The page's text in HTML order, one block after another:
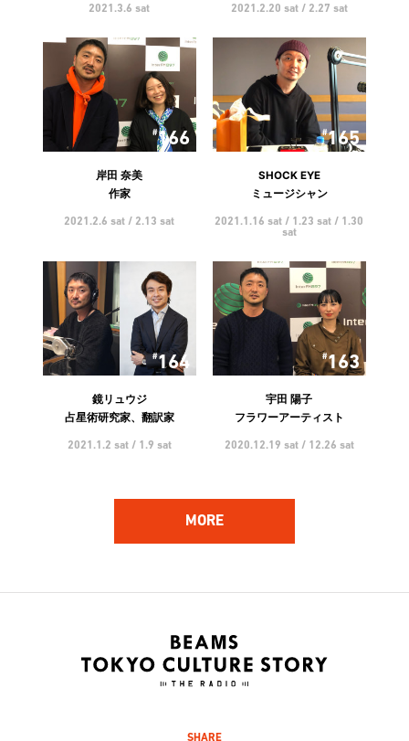
2021.3.6 sat 2021.2.20 sat / 2.27 sat
166
岸田 奈美
作家
2021.2.6 sat / 2.13 sat
165
SHOCK EYE
ミュージシャン
2021.1.16 sat / 1.23 sat / 1.30
sat
164
鏡リュウジ
占星術研究家、翻訳家
2021.1.2 sat / 1.9 sat
163
宇田 陽子
フラワーアーティスト
2020.12.19 sat / 12.26 sat
2020.12.5 sat / 12.12 sat
2020.11.21 sat / 11.28 sat
MORE
SHARE